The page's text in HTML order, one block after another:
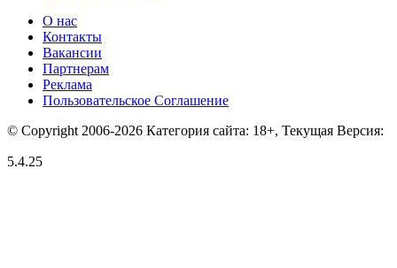
О нас
Контакты
Вакансии
Партнерам
Реклама
Пользовательское Соглашение
© Copyright 2006-2026 Категория сайта: 18+, Текущая Версия:
5.4.25